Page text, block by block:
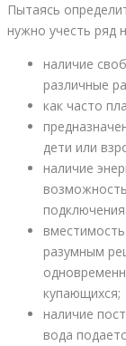
Пытаясь
нужно учесть ряд
наличие
различные
как часто
дети или
наличие
разумным
купающихся;
наличие
вода